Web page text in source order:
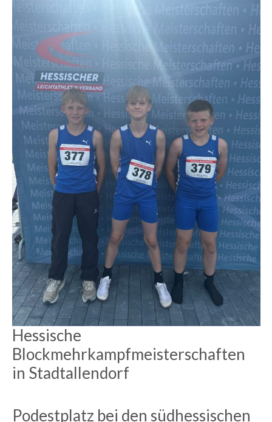
Hessische
Blockmehrkampfmeisterschaften
in Stadtallendorf
Podestplatz bei den südhessischen